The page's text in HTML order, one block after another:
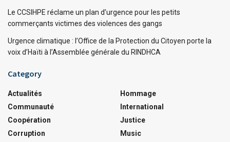
Le CCSIHPE réclame un plan d’urgence pour les petits
commerçants victimes des violences des gangs
Urgence climatique : l’Office de la Protection du Citoyen porte la
voix d’Haïti à l’Assemblée générale du RINDHCA
Category
Actualités
Communauté
Coopération
Corruption
Hommage
International
Justice
Music